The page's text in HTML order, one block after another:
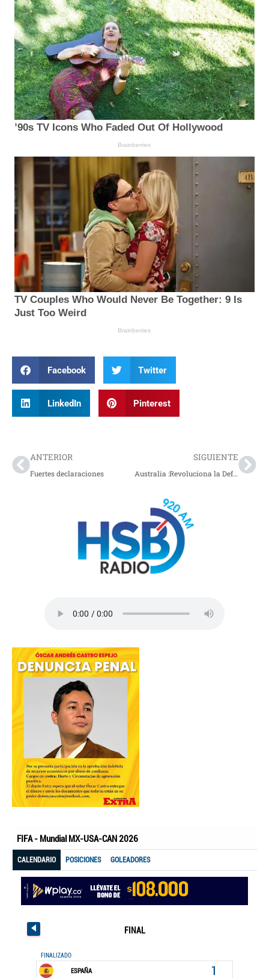
Facebook Twitter
LinkedIn Pinterest
ANTERIOR
Fuertes declaraciones
SIGUIENTE
Australia :Revoluciona la Defensa con el Arma Láser Más Barata y Efectiva del Mundo»